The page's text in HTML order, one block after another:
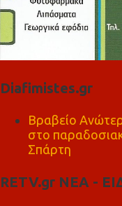
Diafimistes.gr
Βραβείο
στο
Σπάρτη
RETV.gr ΝΕΑ -